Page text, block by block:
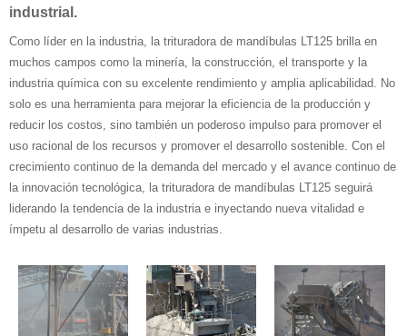
industrial.
Como líder en la industria, la trituradora de mandíbulas LT125 brilla en
muchos campos como la minería, la construcción, el transporte y la
industria química con su excelente rendimiento y amplia aplicabilidad. No
solo es una herramienta para mejorar la eficiencia de la producción y
reducir los costos, sino también un poderoso impulso para promover el
uso racional de los recursos y promover el desarrollo sostenible. Con el
crecimiento continuo de la demanda del mercado y el avance continuo de
la innovación tecnológica, la trituradora de mandíbulas LT125 seguirá
liderando la tendencia de la industria e inyectando nueva vitalidad e
ímpetu al desarrollo de varias industrias.